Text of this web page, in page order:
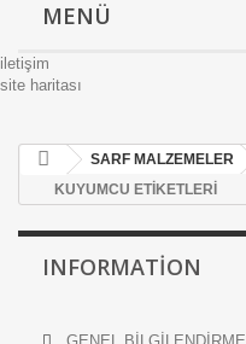
MENÜ
iletişim
site haritası
SARF MALZEMELER
KUYUMCU ETİKETLERİ
INFORMATION